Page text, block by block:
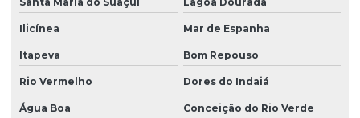
Ilicínea Mar de Espanha
Itapeva Bom Repouso
Rio Vermelho Dores do Indaiá
Água Boa Conceição do Rio Verde